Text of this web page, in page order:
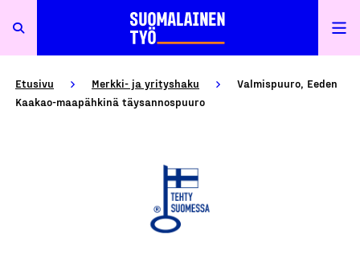
Etusivu Merkki- ja yrityshaku
Valmispuuro, Eeden
Kaakao-maapähkinä täysannospuuro